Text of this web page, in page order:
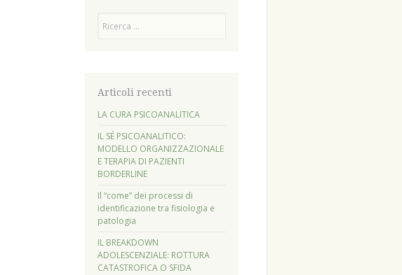
Articoli recenti
LA CURA PSICOANALITICA
IL SÉ PSICOANALITICO:
MODELLO ORGANIZZAZIONALE
E TERAPIA DI PAZIENTI
BORDERLINE
Il “come” dei processi di
identificazione tra fisiologia e
patologia
IL BREAKDOWN
ADOLESCENZIALE: ROTTURA
CATASTROFICA O SFIDA